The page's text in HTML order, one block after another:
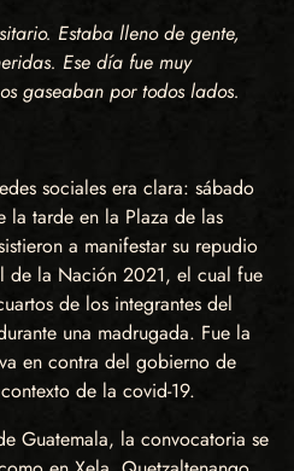
Estaba lleno de gente,
Ese día fue muy
gaseaban por todos lados.
sociales era clara: sábado
la tarde en la Plaza de las
a manifestar su repudio
de la Nación 2021, el cual fue
de los integrantes del
una madrugada. Fue la
en contra del gobierno de
de la covid-19.
Guatemala, la convocatoria se